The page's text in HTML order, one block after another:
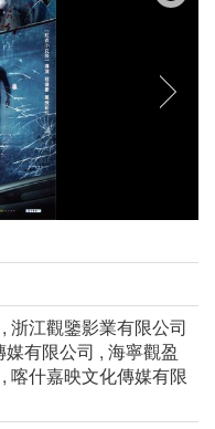
, 浙江觀鑒影業有限公司
有限公司 , 海寧觀盈
喀什嘉映文化傳媒有限